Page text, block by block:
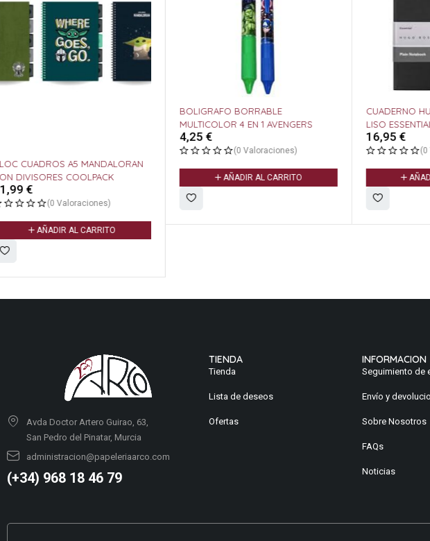
AÑADIR AL CARRITO
CUADERNO HUGO BOSS A5 BLACK
LISO ESSENTIAL STORYLINE
16,95
(0 Valoraciones)
AÑADIR AL CARRITO
LISO
19,95
Avda Doctor Artero Guirao, 63,
San Pedro del Pinatar, Murcia
administracion@papeleriaarco.com
(+34) 968 18 46 79
TIENDA
Tienda
Lista de deseos
Ofertas
INFORMACION
Seguimiento de
Envío y
Sobre Nosotros
FAQs
Noticias